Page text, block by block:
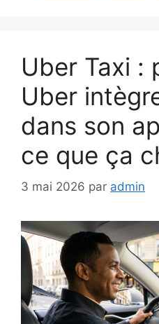
Uber Taxi :
Uber
dans son
ce que ça
3 mai 2026 par admin